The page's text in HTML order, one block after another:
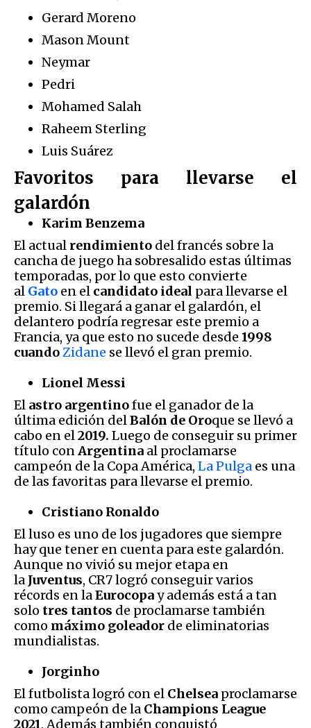
Gerard Moreno
Mason Mount
Neymar
Pedri
Mohamed Salah
Raheem Sterling
Luis Suárez
Favoritos para llevarse el
galardón
Karim Benzema
El actual rendimiento del francés sobre la
cancha de juego ha sobresalido estas últimas
temporadas, por lo que esto convierte
al Gato en el candidato ideal para llevarse el
premio. Si llegará a ganar el galardón, el
delantero podría regresar este premio a
Francia, ya que esto no sucede desde 1998
cuandoZidane se llevó el gran premio.
Lionel Messi
El astro argentinofue el ganador de la
última edición delBalón de Oroque se llevó a
cabo en el2019. Luego de conseguir su primer
título conArgentina al proclamarse
campeón de la Copa América, La Pulga es una
de las favoritas para llevarse el premio.
Cristiano Ronaldo
El luso es uno de los jugadores que siempre
hay que tener en cuenta para este galardón.
Aunque no vivió su mejor etapa en
la Juventus, CR7 logró conseguir varios
récords en laEurocopay además está a tan
solo tres tantos de proclamarse también
como máximo goleador de eliminatorias
mundialistas.
Jorginho
El futbolista logró con el Chelsea proclamarse
como campeón de la Champions League
2021. Además también conquistó